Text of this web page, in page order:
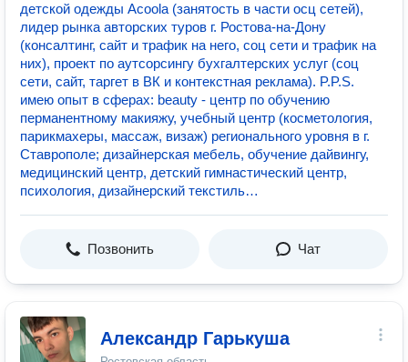
детской одежды Acoola (занятость в части осц сетей),
лидер рынка авторских туров г. Ростова-на-Дону
(консалтинг, сайт и трафик на него, соц сети и трафик на
них), проект по аутсорсингу бухгалтерских услуг (соц
сети, сайт, таргет в ВК и контекстная реклама). P.P.S.
имею опыт в сферах: beauty - центр по обучению
перманентному макияжу, учебный центр (косметология,
парикмахеры, массаж, визаж) регионального уровня в г.
Ставрополе; дизайнерская мебель, обучение дайвингу,
медицинский центр, детский гимнастический центр,
психология, дизайнерский текстиль…
Позвонить Чат
Александр Гарькуша